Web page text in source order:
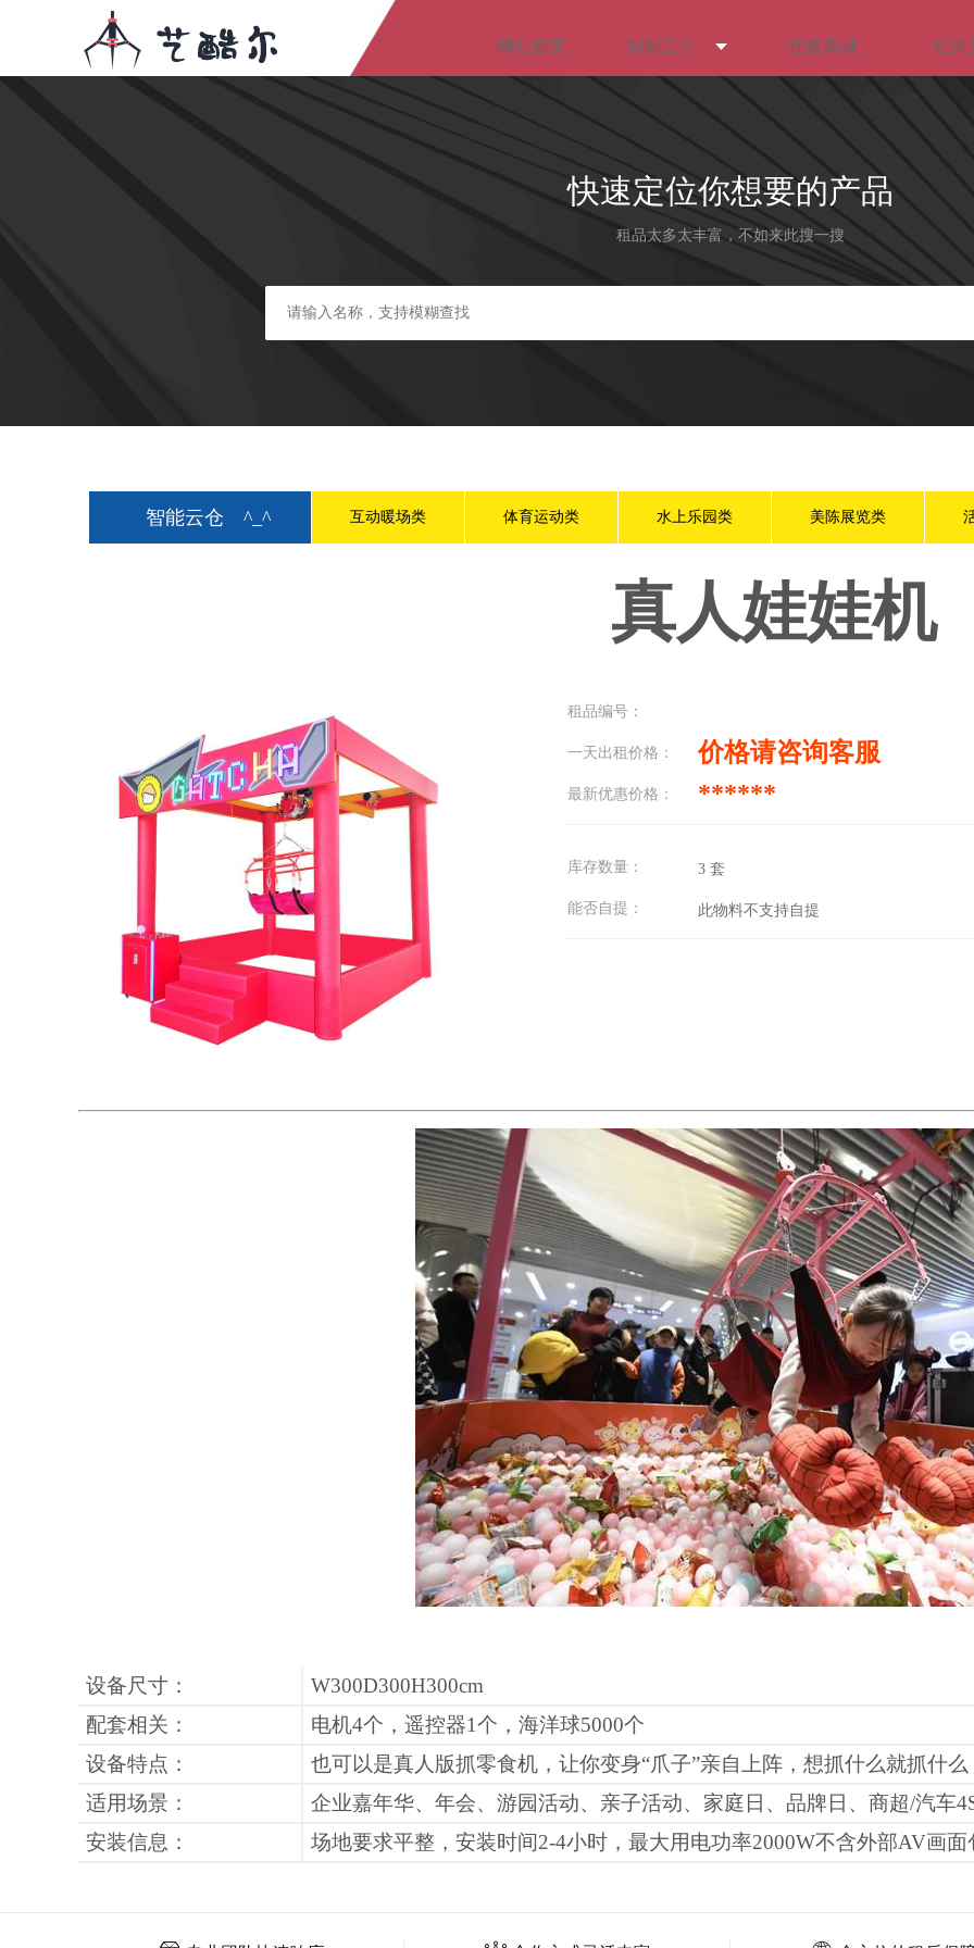
网站首页 智能云仓 在线商城 经典
快速定位你想要的产品
租品太多太丰富，不如来此搜一搜
智能云仓 ^_^ 互动暖场类 体育运动类 水上乐园类 美陈展览类
真人娃娃机
租品编号：
一天出租价格： 价格请咨询客服
最新优惠价格： ******
库存数量： 3 套
能否自提： 此物料不支持自提
设备尺寸：
W300D300H300cm
配套相关：
电机4个，遥控器1个，海洋球5000个
设备特点：
也可以是真人版抓零食机，让你变身“爪子”亲自上阵，想抓什么就抓什么
适用场景：
企业嘉年华、年会、游园活动、亲子活动、家庭日、品牌日、商超/汽车
安装信息：
场地要求平整，安装时间2-4小时，最大用电功率2000W不含外部AV画面